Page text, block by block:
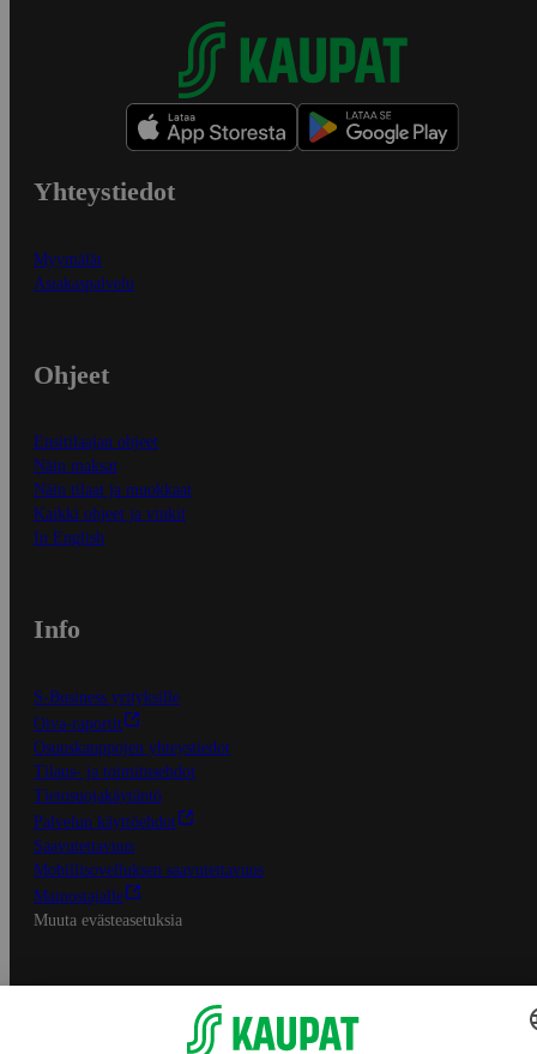
Yhteystiedot
Myymälät
Asiakaspalvelu
Ohjeet
Ensitilaajan ohjeet
Näin maksat
Näin tilaat ja muokkaat
Kaikki ohjeet ja vinkit
In English
Info
S-Business yrityksille
Oiva-raportit
Osuuskauppojen yhteystiedot
Tilaus- ja toimitusehdot
Tietosuojakäytäntö
Palvelun käyttöehdot
Saavutettavuus
Mobiilisovelluksen saavutettavuus
Mainostajalle
Muuta evästeasetuksia
S-ryhmän palvelut